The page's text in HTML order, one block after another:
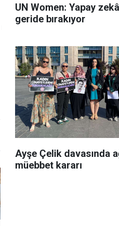
UN Women: Yapay
geride bırakıyor
Ayşe Çelik davasında
müebbet kararı